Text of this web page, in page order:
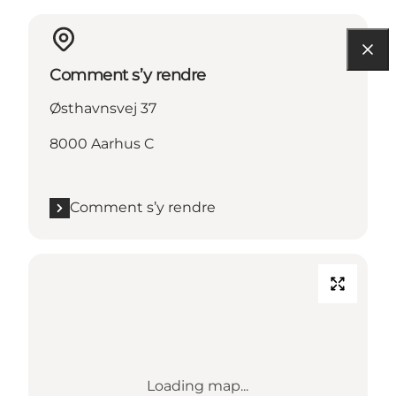
Comment s’y rendre
Østhavnsvej 37
8000 Aarhus C
Comment s’y rendre
Loading map...